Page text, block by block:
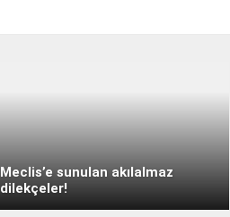
Meclis’e sunulan akılalmaz
dilekçeler!